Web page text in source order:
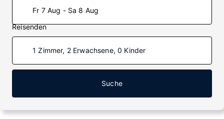
Fr 7 Aug - Sa 8 Aug
Reisenden
1 Zimmer, 2 Erwachsene, 0 Kinder
Suche